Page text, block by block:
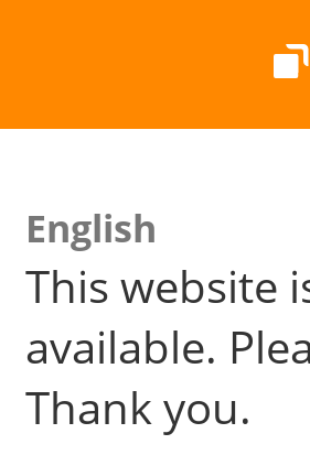
English
This website
available.
Thank you.